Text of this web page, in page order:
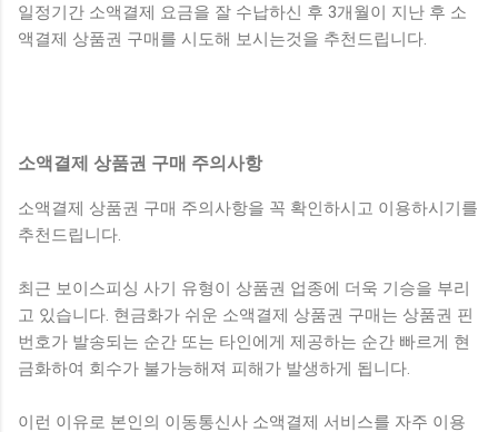
일정기간 소액결제 요금을 잘 수납하신 후 3개월이 지난 후 소
액결제 상품권 구매를 시도해 보시는것을 추천드립니다.
소액결제 상품권 구매 주의사항
소액결제 상품권 구매 주의사항을 꼭 확인하시고 이용하시기를
추천드립니다.
최근 보이스피싱 사기 유형이 상품권 업종에 더욱 기승을 부리
고 있습니다. 현금화가 쉬운 소액결제 상품권 구매는 상품권 핀
번호가 발송되는 순간 또는 타인에게 제공하는 순간 빠르게 현
금화하여 회수가 불가능해져 피해가 발생하게 됩니다.
이런 이유로 본인의 이동통신사 소액결제 서비스를 자주 이용